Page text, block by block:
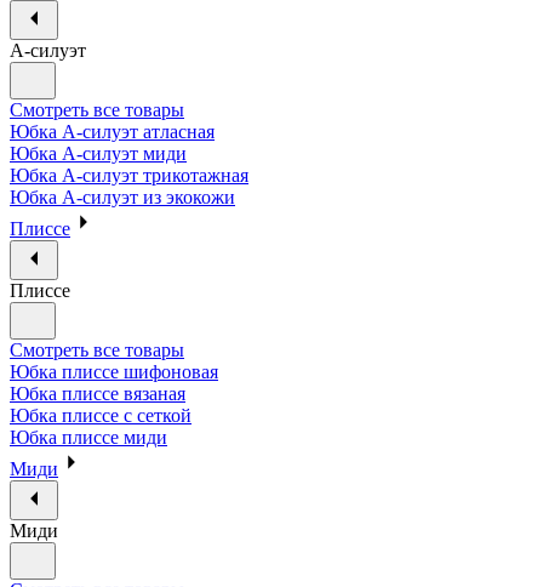
А-силуэт
Смотреть все товары
Юбка А-силуэт атласная
Юбка А-силуэт миди
Юбка А-силуэт трикотажная
Юбка А-силуэт из экокожи
Плиссе
Плиссе
Смотреть все товары
Юбка плиссе шифоновая
Юбка плиссе вязаная
Юбка плиссе с сеткой
Юбка плиссе миди
Миди
Миди